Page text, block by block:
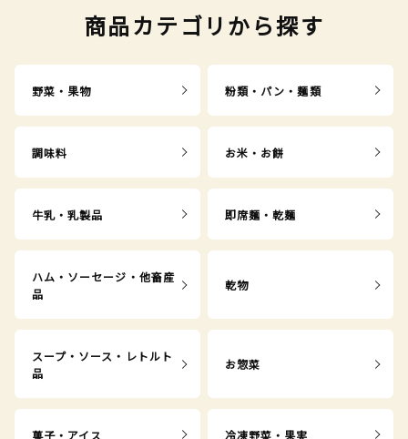
商品カテゴリから探す
野菜・果物 粉類・パン・麺類
調味料 お米・お餅
牛乳・乳製品 即席麺・乾麺
ハム・ソーセージ・他畜産
品
乾物
スープ・ソース・レトルト
品
お惣菜
菓子・アイス 冷凍野菜・果実